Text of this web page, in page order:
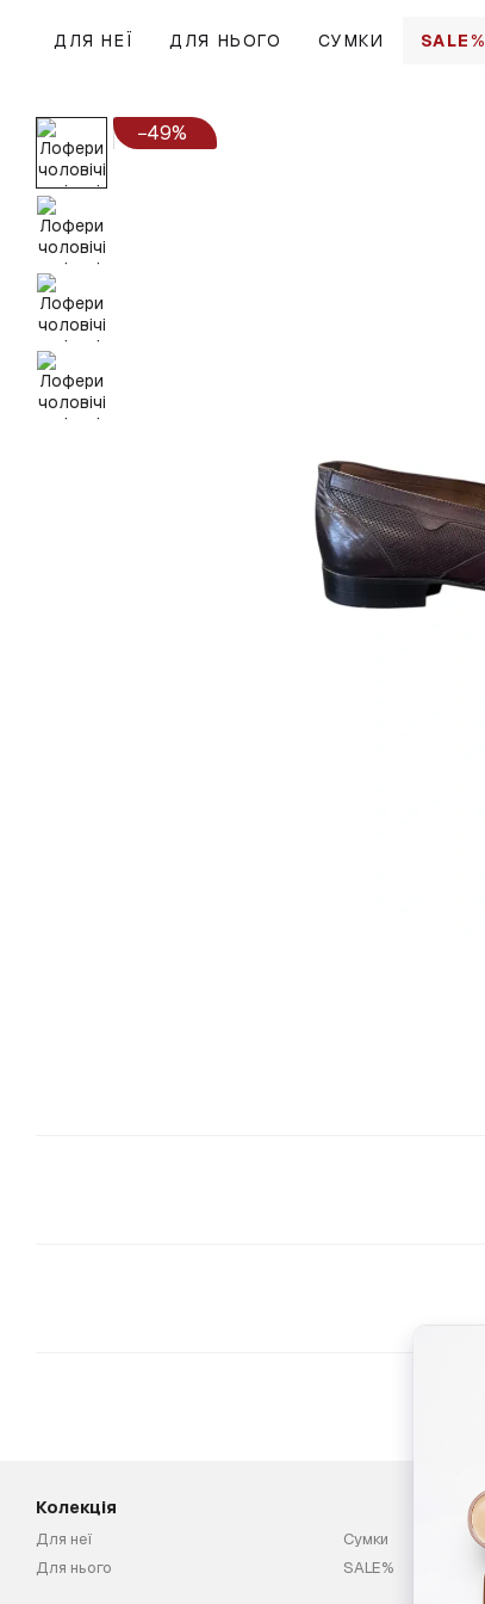
ДЛЯ НЕЇ
ДЛЯ НЬОГО СУМКИ SALE%
−49%
Колекція
Для неї
Для нього
Сумки
SALE%